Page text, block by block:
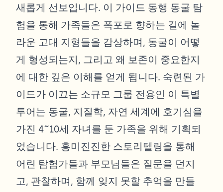
새롭게 선보입니다. 이 가이드 동행 동굴 탐
험을 통해 가족들은 폭포로 향하는 길에 놀
라운 고대 지형들을 감상하며, 동굴이 어떻
게 형성되는지, 그리고 왜 보존이 중요한지
에 대한 깊은 이해를 얻게 됩니다. 숙련된 가
이드가 이끄는 소규모 그룹 전용인 이 특별
투어는 동굴, 지질학, 자연 세계에 호기심을
가진 4~10세 자녀를 둔 가족을 위해 기획되
었습니다. 흥미진진한 스토리텔링을 통해
어린 탐험가들과 부모님들은 질문을 던지
고, 관찰하며, 함께 잊지 못할 추억을 만들